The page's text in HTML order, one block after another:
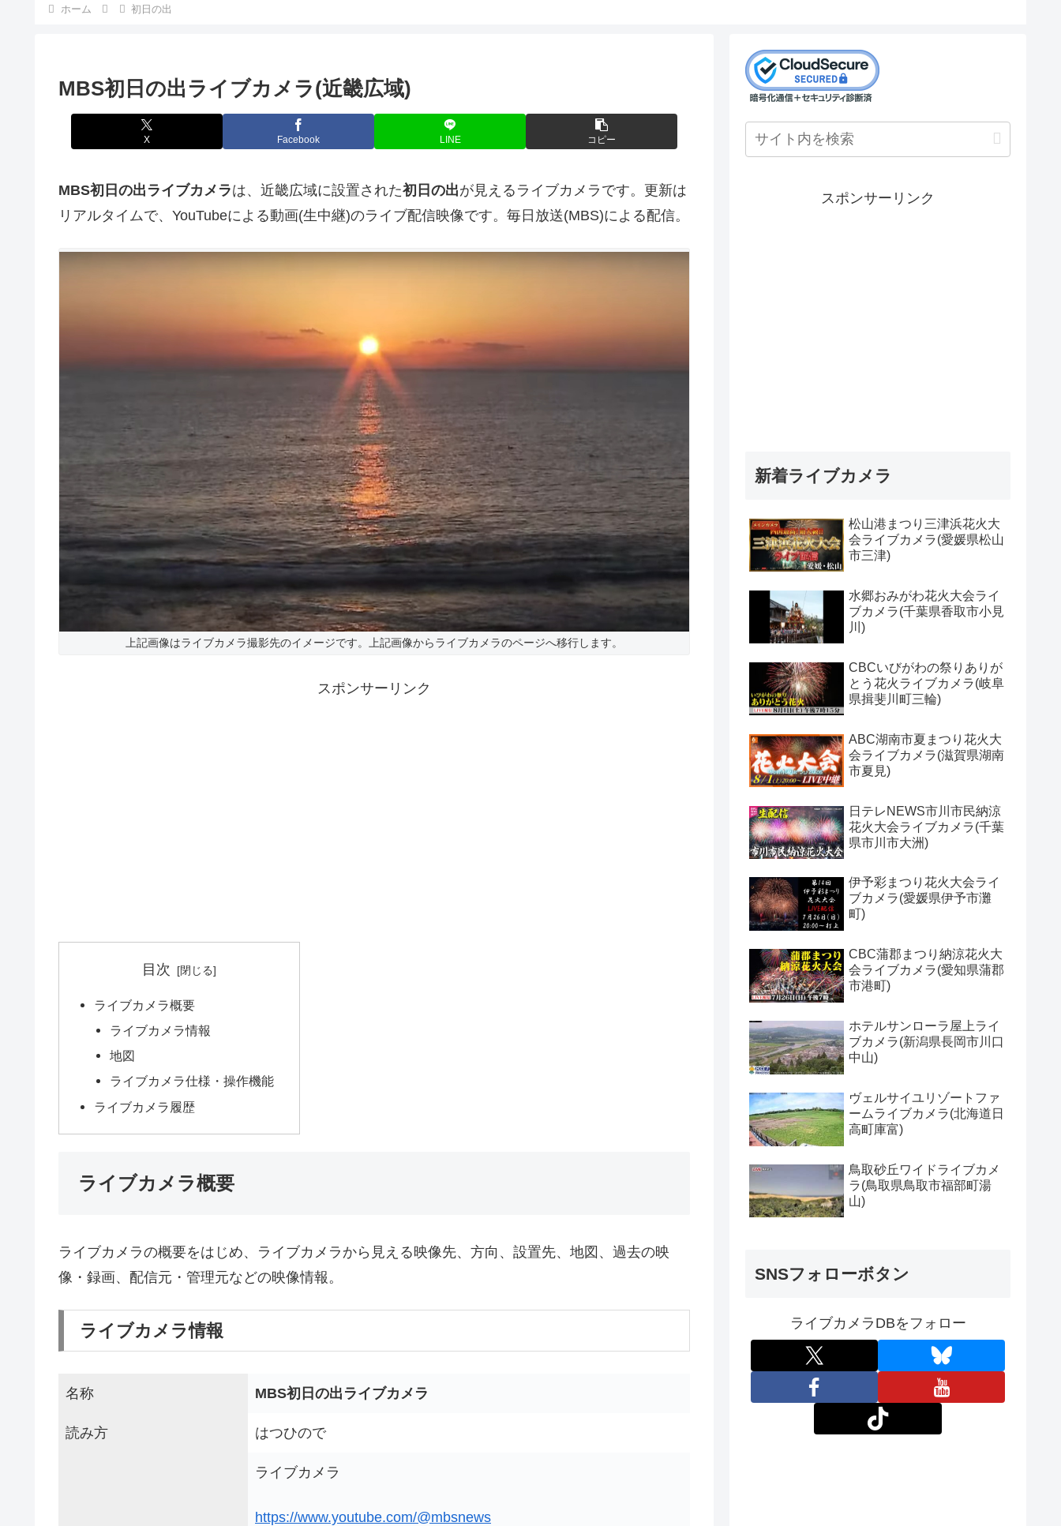
ホーム 初日の出
MBS初日の出ライブカメラ(近畿広域)
X Facebook LINE コピー
MBS初日の出ライブカメラは、近畿広域に設置された初日の出が見えるライブカメラです。更新は
リアルタイムで、YouTubeによる動画(生中継)のライブ配信映像です。毎日放送(MBS)による配信。
上記画像はライブカメラ撮影先のイメージです。上記画像からライブカメラのページへ移行します。
スポンサーリンク
目次
ライブカメラ概要
ライブカメラ情報
地図
ライブカメラ仕様・操作機能
ライブカメラ履歴
ライブカメラ概要
ライブカメラの概要をはじめ、ライブカメラから見える映像先、方向、設置先、地図、過去の映
像・録画、配信元・管理元などの映像情報。
ライブカメラ情報
名称 MBS初日の出ライブカメラ
読み方 はつひので
ライブカメラ
https://www.youtube.com/@mbsnews
スポンサーリンク
新着ライブカメラ
松山港まつり三津浜花火大
会ライブカメラ(愛媛県松山
市三津)
水郷おみがわ花火大会ライ
ブカメラ(千葉県香取市小見
川)
CBCいびがわの祭りありが
とう花火ライブカメラ(岐阜
県揖斐川町三輪)
ABC湖南市夏まつり花火大
会ライブカメラ(滋賀県湖南
市夏見)
日テレNEWS市川市民納涼
花火大会ライブカメラ(千葉
県市川市大洲)
伊予彩まつり花火大会ライ
ブカメラ(愛媛県伊予市灘
町)
CBC蒲郡まつり納涼花火大
会ライブカメラ(愛知県蒲郡
市港町)
ホテルサンローラ屋上ライ
ブカメラ(新潟県長岡市川口
中山)
ヴェルサイユリゾートファ
ームライブカメラ(北海道日
高町庫富)
鳥取砂丘ワイドライブカメ
ラ(鳥取県鳥取市福部町湯
山)
SNSフォローボタン
ライブカメラDBをフォロー